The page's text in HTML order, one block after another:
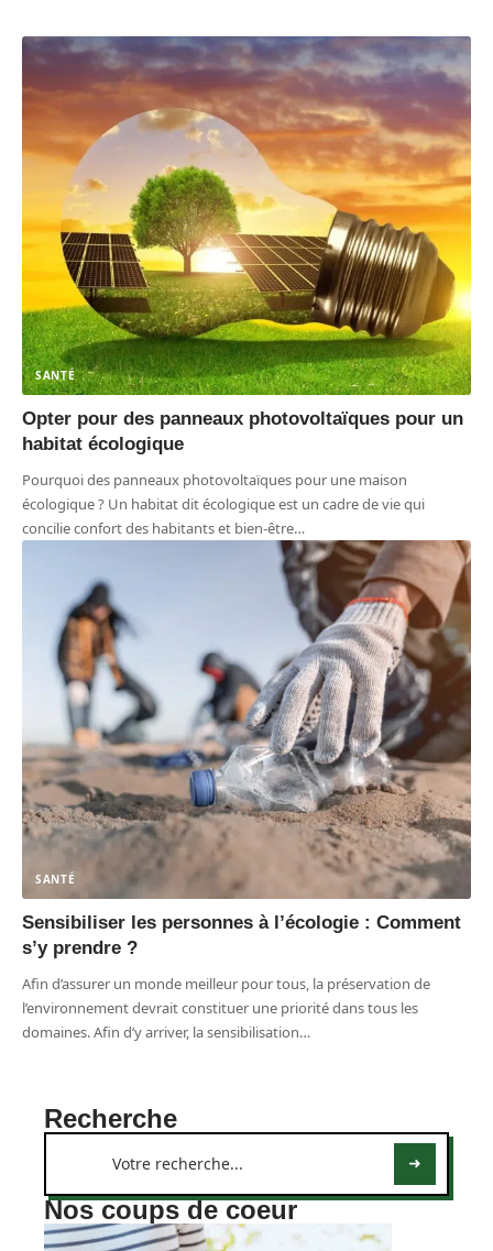
SANTÉ
Opter pour des panneaux photovoltaïques pour un
habitat écologique
Pourquoi des panneaux photovoltaïques pour une maison
écologique ? Un habitat dit écologique est un cadre de vie qui
concilie confort des habitants et bien-être…
SANTÉ
Sensibiliser les personnes à l’écologie : Comment
s’y prendre ?
Afin d’assurer un monde meilleur pour tous, la préservation de
l’environnement devrait constituer une priorité dans tous les
domaines. Afin d’y arriver, la sensibilisation…
Recherche
Nos coups de coeur